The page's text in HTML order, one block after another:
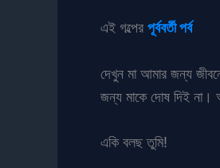
এই গল্পের পূর্ববর্তী পর্ব
দেখুন মা আমার জন্য
জন্য মাকে দোষ দিই না।
একি বলছ তুমি!